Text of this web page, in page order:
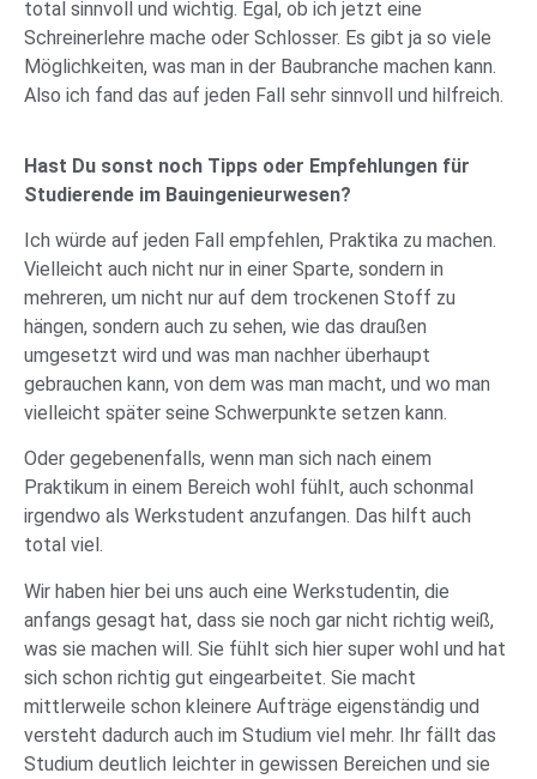
total sinnvoll und wichtig. Egal, ob ich jetzt eine
Schreinerlehre mache oder Schlosser. Es gibt ja so viele
Möglichkeiten, was man in der Baubranche machen kann.
Also ich fand das auf jeden Fall sehr sinnvoll und hilfreich.
Hast Du sonst noch Tipps oder Empfehlungen für
Studierende im Bauingenieurwesen?
Ich würde auf jeden Fall empfehlen, Praktika zu machen.
Vielleicht auch nicht nur in einer Sparte, sondern in
mehreren, um nicht nur auf dem trockenen Stoff zu
hängen, sondern auch zu sehen, wie das draußen
umgesetzt wird und was man nachher überhaupt
gebrauchen kann, von dem was man macht, und wo man
vielleicht später seine Schwerpunkte setzen kann.
Oder gegebenenfalls, wenn man sich nach einem
Praktikum in einem Bereich wohl fühlt, auch schonmal
irgendwo als Werkstudent anzufangen. Das hilft auch
total viel.
Wir haben hier bei uns auch eine Werkstudentin, die
anfangs gesagt hat, dass sie noch gar nicht richtig weiß,
was sie machen will. Sie fühlt sich hier super wohl und hat
sich schon richtig gut eingearbeitet. Sie macht
mittlerweile schon kleinere Aufträge eigenständig und
versteht dadurch auch im Studium viel mehr. Ihr fällt das
Studium deutlich leichter in gewissen Bereichen und sie